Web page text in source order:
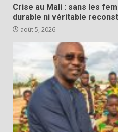
Crise au Mali : sans les
durable ni véritable
août 5, 2026